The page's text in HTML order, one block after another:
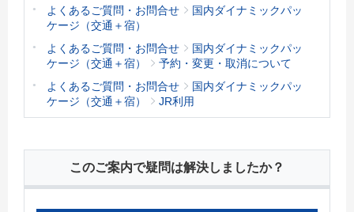
よくあるご質問・お問合せ
国内ダイナミックパッ
ケージ（交通＋宿）
よくあるご質問・お問合せ
国内ダイナミックパッ
ケージ（交通＋宿）
予約・変更・取消について
よくあるご質問・お問合せ
国内ダイナミックパッ
ケージ（交通＋宿）
JR利用
このご案内で疑問は解決しましたか？